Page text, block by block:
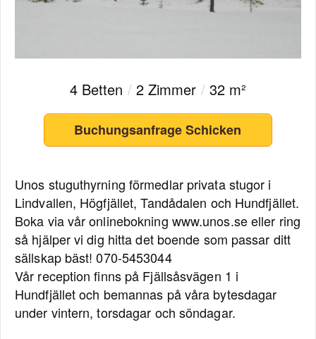
4 Betten /2 Zimmer /32 m²
Buchungsanfrage Schicken
Unos stuguthyrning förmedlar privata stugor i
Lindvallen, Högfjället, Tandådalen och Hundfjället.
Boka via vår onlinebokning www.unos.se eller ring
så hjälper vi dig hitta det boende som passar ditt
sällskap bäst! 070-5453044
Vår reception finns på Fjällsåsvägen 1 i
Hundfjället och bemannas på våra bytesdagar
under vintern, torsdagar och söndagar.